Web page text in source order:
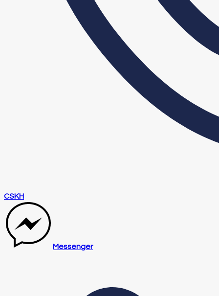
CSKH
Messenger